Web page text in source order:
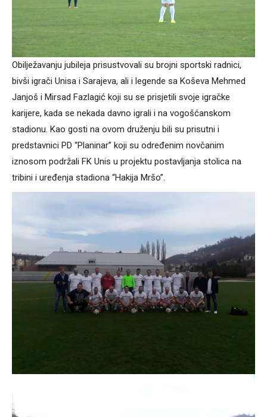
Obilježavanju jubileja prisustvovali su brojni sportski radnici,
bivši igrači Unisa i Sarajeva, ali i legende sa Koševa Mehmed
Janjoš i Mirsad Fazlagić koji su se prisjetili svoje igračke
karijere, kada se nekada davno igrali i na vogošćanskom
stadionu. Kao gosti na ovom druženju bili su prisutni i
predstavnici PD “Planinar” koji su određenim novčanim
iznosom podržali FK Unis u projektu postavljanja stolica na
tribini i uređenja stadiona “Hakija Mršo”.